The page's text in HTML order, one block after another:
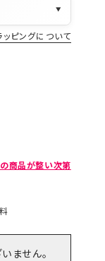
▼
ッピングについて
の商品が整い次第
ません。